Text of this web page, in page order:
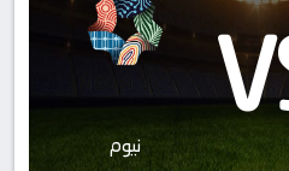
نيوم